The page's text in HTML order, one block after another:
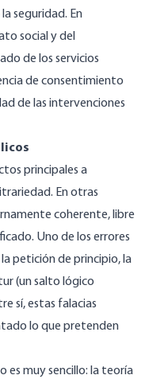
seguridad. En
social y del
de los servicios
de consentimiento
de las intervenciones
principales a
En otras
coherente, libre
Uno de los errores
petición de principio, la
(un salto lógico
sí, estas falacias
lo que pretenden
es muy sencillo: la teoría